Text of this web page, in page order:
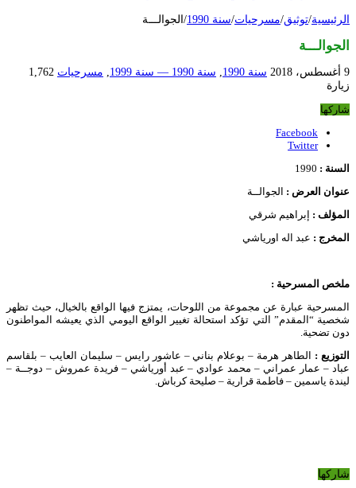
الرئيسية/توثيق/مسرحيات/سنة 1990 / الجوالـــة
الجوالـــة
9 أغسطس، 2018 سنة 1990 , سنة 1990 — سنة 1999 , مسرحيات 1,762
زيارة
شاركها
Facebook
Twitter
السنة :
عنوان العرض : الجوالــة
المؤلف : إبراهيم شرقي
المخرج : عبد اله اورياشي
ملخص المسرحية :
المسرحية عبارة عن مجموعة من اللوحات، يمتزج فيها الواقع بالخيال، حيث تظهر
شخصية “المقدم” التي تؤكد استحالة تغيير الواقع اليومي الذي يعيشه المواطنون
دون تضحية.
التوزيع : الطاهر هرمة – بوعلام بناني – عاشور رايس – سليمان العايب – بلقاسم
عباد – عمار عمراني – محمد عوادي – عبد أورياشي – فريدة عمروش – دوجــة –
ليندة ياسمين – فاطمة قرارية – صليحة كرباش.
شاركها